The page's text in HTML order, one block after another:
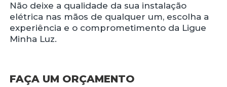
Não deixe a qualidade da sua instalação
elétrica nas mãos de qualquer um, escolha a
experiência e o comprometimento da Ligue
Minha Luz.
FAÇA UM ORÇAMENTO